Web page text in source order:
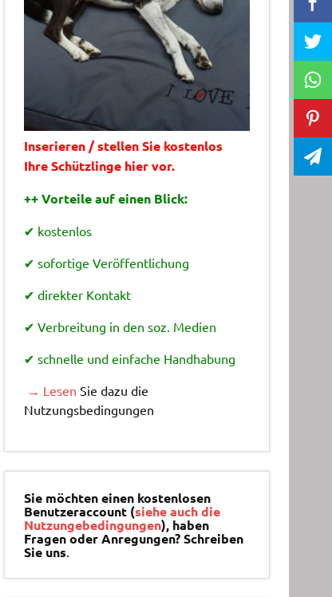
Inserieren / stellen Sie kostenlos
Ihre Schützlinge hier vor.
++ Vorteile auf einen Blick:
✔ kostenlos
✔ sofortige Veröffentlichung
✔ direkter Kontakt
✔ Verbreitung in den soz. Medien
✔ schnelle und einfache Handhabung
→ Lesen Sie dazu die
Nutzungsbedingungen
Sie möchten einen kostenlosen
Benutzeraccount (siehe auch die
Nutzungebedingungen), haben
Fragen oder Anregungen? Schreiben
Sie uns.